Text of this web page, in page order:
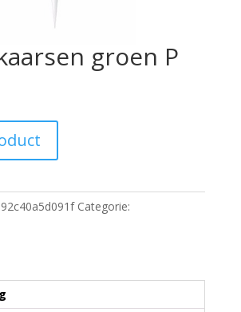
groen P
92c40a5d091f Categorie: